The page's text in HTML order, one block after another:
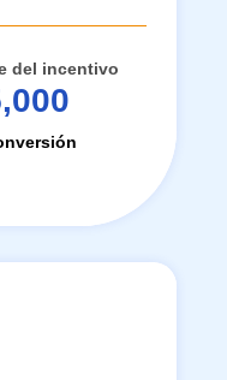
del incentivo